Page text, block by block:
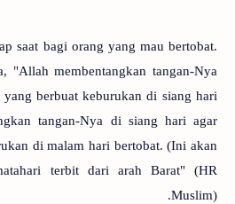
saat bagi orang yang mau bertobat.
"Allah membentangkan tangan-Nya
berbuat keburukan di siang hari
tangan-Nya di siang hari agar
di malam hari bertobat. (Ini akan
terbit dari arah Barat" (HR
Muslim).